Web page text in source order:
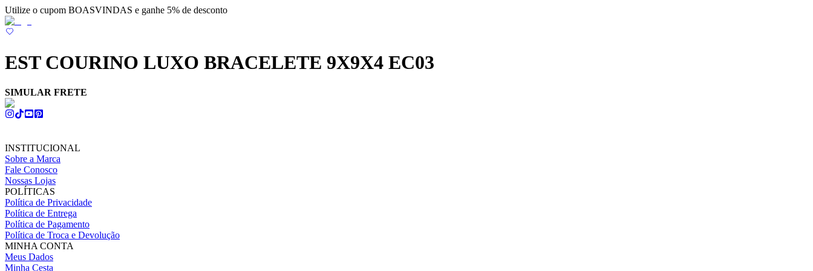
Utilize o cupom BOASVINDAS e ganhe 5% de desconto
EST COURINO LUXO BRACELETE 9X9X4 EC03
SIMULAR FRETE
INSTITUCIONAL
Sobre a Marca
Fale Conosco
Nossas Lojas
POLÍTICAS
Política de Privacidade
Política de Entrega
Política de Pagamento
Política de Troca e Devolução
MINHA CONTA
Meus Dados
Minha Cesta